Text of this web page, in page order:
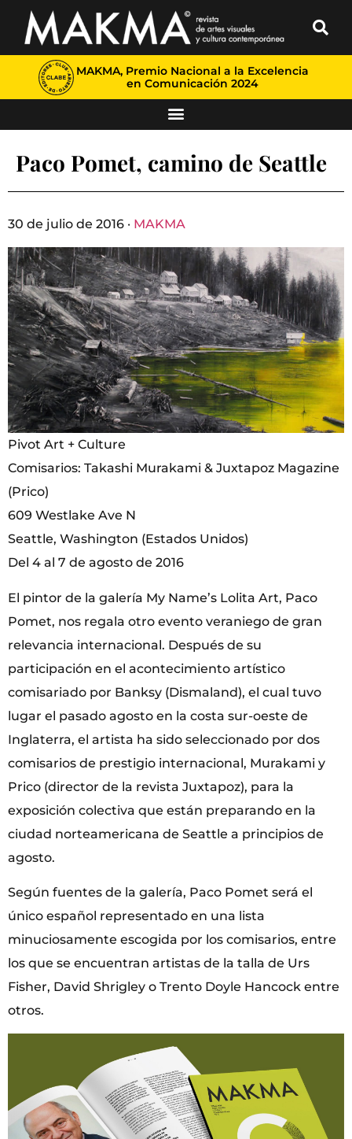
MAKMA, Premio Nacional a la Excelencia
en Comunicación 2024
Paco Pomet, camino de Seattle
30 de julio de 2016 · MAKMA
Pivot Art + Culture
Comisarios: Takashi Murakami & Juxtapoz Magazine
(Prico)
609 Westlake Ave N
Seattle, Washington (Estados Unidos)
Del 4 al 7 de agosto de 2016
El pintor de la galería My Name’s Lolita Art, Paco
Pomet, nos regala otro evento veraniego de gran
relevancia internacional. Después de su
participación en el acontecimiento artístico
comisariado por Banksy (Dismaland), el cual tuvo
lugar el pasado agosto en la costa sur-oeste de
Inglaterra, el artista ha sido seleccionado por dos
comisarios de prestigio internacional, Murakami y
Prico (director de la revista Juxtapoz), para la
exposición colectiva que están preparando en la
ciudad norteamericana de Seattle a principios de
agosto.
Según fuentes de la galería, Paco Pomet será el
único español representado en una lista
minuciosamente escogida por los comisarios, entre
los que se encuentran artistas de la talla de Urs
Fisher, David Shrigley o Trento Doyle Hancock entre
otros.